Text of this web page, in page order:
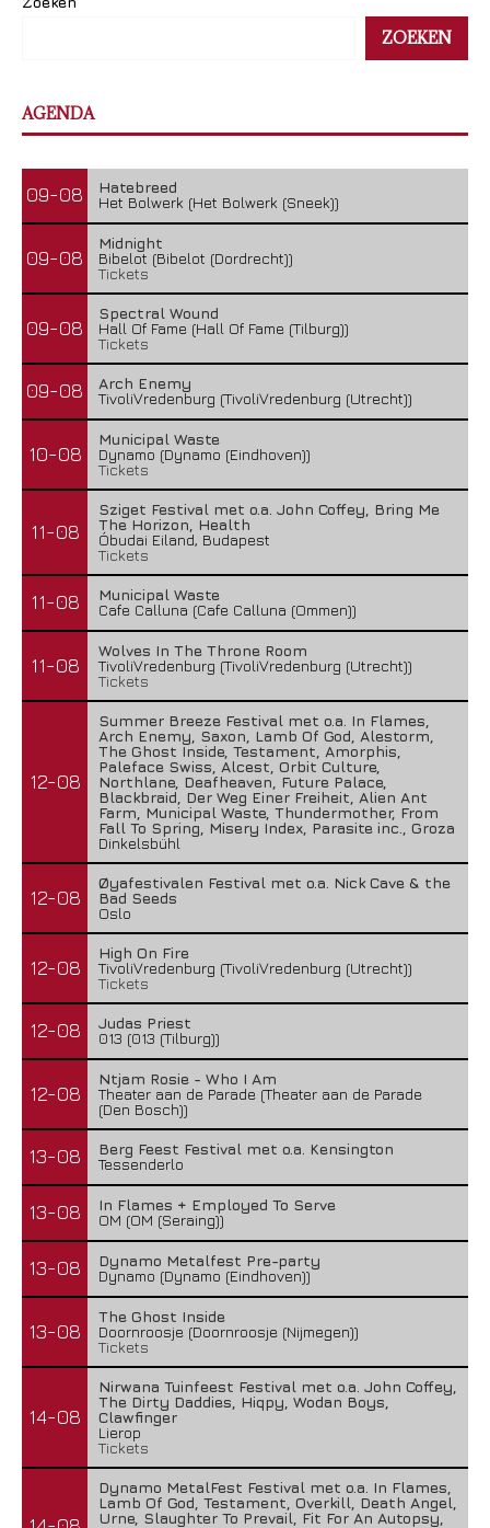
ZOEKEN
AGENDA
09-08
Hatebreed
Het Bolwerk (Het Bolwerk (Sneek))
09-08
Midnight
Bibelot (Bibelot (Dordrecht))
Tickets
09-08
Spectral Wound
Hall Of Fame (Hall Of Fame (Tilburg))
Tickets
09-08
Arch Enemy
TivoliVredenburg (TivoliVredenburg (Utrecht))
10-08
Municipal Waste
Dynamo (Dynamo (Eindhoven))
Tickets
11-08
Sziget Festival met o.a. John Coffey, Bring Me
The Horizon, Health
Óbudai Eiland, Budapest
Tickets
11-08
Municipal Waste
Cafe Calluna (Cafe Calluna (Ommen))
11-08
Wolves In The Throne Room
TivoliVredenburg (TivoliVredenburg (Utrecht))
Tickets
12-08
Summer Breeze Festival met o.a. In Flames,
Arch Enemy, Saxon, Lamb Of God, Alestorm,
The Ghost Inside, Testament, Amorphis,
Paleface Swiss, Alcest, Orbit Culture,
Northlane, Deafheaven, Future Palace,
Blackbraid, Der Weg Einer Freiheit, Alien Ant
Farm, Municipal Waste, Thundermother, From
Fall To Spring, Misery Index, Parasite inc., Groza
Dinkelsbühl
12-08
Øyafestivalen Festival met o.a. Nick Cave & the
Bad Seeds
Oslo
12-08
High On Fire
TivoliVredenburg (TivoliVredenburg (Utrecht))
Tickets
12-08
Judas Priest
013 (013 (Tilburg))
12-08
Ntjam Rosie - Who I Am
Theater aan de Parade (Theater aan de Parade
(Den Bosch))
13-08
Berg Feest Festival met o.a. Kensington
Tessenderlo
13-08
In Flames + Employed To Serve
OM (OM (Seraing))
13-08
Dynamo Metalfest Pre-party
Dynamo (Dynamo (Eindhoven))
13-08
The Ghost Inside
Doornroosje (Doornroosje (Nijmegen))
Tickets
14-08
Nirwana Tuinfeest Festival met o.a. John Coffey,
The Dirty Daddies, Hiqpy, Wodan Boys,
Clawfinger
Lierop
Tickets
Dynamo MetalFest Festival met o.a. In Flames,
Lamb Of God, Testament, Overkill, Death Angel,
Urne, Slaughter To Prevail, Fit For An Autopsy,